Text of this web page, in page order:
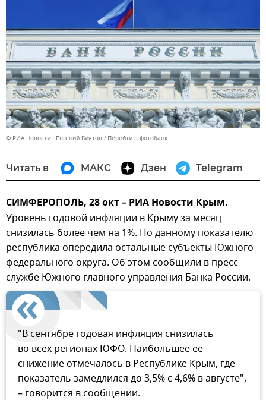
© РИА Новости . Евгений Биятов Перейти в фотобанк
Читать в МАКС Дзен Telegram
СИМФЕРОПОЛЬ, 28 окт – РИА Новости Крым.
Уровень годовой инфляции в Крыму за месяц
снизилась более чем на 1%. По данному показателю
республика опередила остальные субъекты Южного
федерального округа. Об этом сообщили в пресс-
службе Южного главного управления Банка России.
"В сентябре годовая инфляция снизилась
во всех регионах ЮФО. Наибольшее ее
снижение отмечалось в Республике Крым, где
показатель замедлился до 3,5% с 4,6% в августе",
– говорится в сообщении.